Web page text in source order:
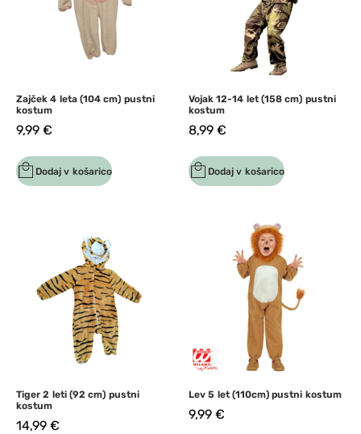
Zajček 4 leta (104 cm) pustni
kostum
9,99€
Dodaj v košarico
Vojak 12-14 let (158 cm) pustni
kostum
8,99€
Dodaj v košarico
Tiger 2 leti (92 cm) pustni
kostum
14,99€
Lev 5 let (110cm) pustni kostum
9,99€